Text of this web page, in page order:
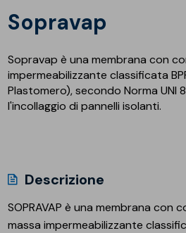
Sopravap
Sopravap è una membrana con
impermeabilizzante classificata
Plastomero), secondo Norma UNI
l'incollaggio di pannelli isolanti.
Descrizione
SOPRAVAP è una membrana con
massa impermeabilizzante